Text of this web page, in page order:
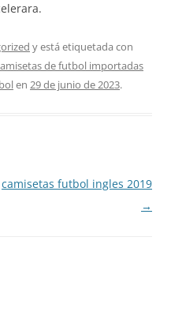
y está etiquetada con
de futbol importadas
en 29 de junio de 2023.
camisetas futbol ingles 2019
→